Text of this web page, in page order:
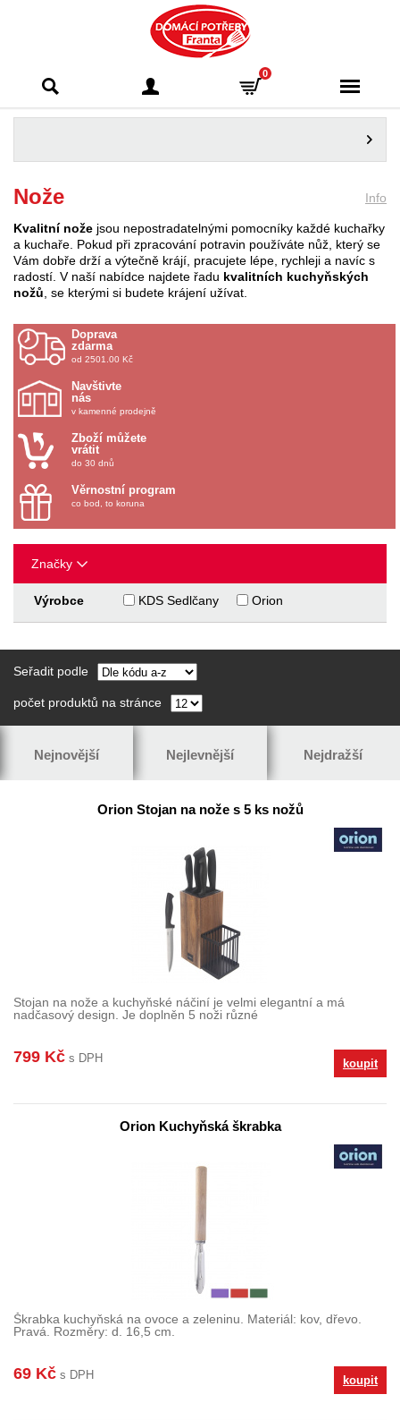
Franta - Příbram
0
Nože Info
Kvalitní nože jsou nepostradatelnými pomocníky každé kuchařky
a kuchaře. Pokud při zpracování potravin používáte nůž, který se
Vám dobře drží a výtečně krájí, pracujete lépe, rychleji a navíc s
radostí. V naší nabídce najdete řadu kvalitních kuchyňských
nožů , se kterými si budete krájení užívat.
Doprava
zdarma
od 2501.00 Kč
Navštivte
nás
v kamenné prodejně
Zboží můžete
vrátit
do 30 dnů
Věrnostní program
co bod, to koruna
Značky
Výrobce KDS Sedlčany Orion
Seřadit podle
počet produktů na stránce
Nejnovější Nejlevnější Nejdražší
Orion Stojan na nože s 5 ks nožů
Stojan na nože a kuchyňské náčiní je velmi elegantní a má
nadčasový design. Je doplněn 5 noži různé
799 Kč s DPH koupit
Orion Kuchyňská škrabka
Škrabka kuchyňská na ovoce a zeleninu. Materiál: kov, dřevo.
Pravá. Rozměry: d. 16,5 cm.
69 Kč s DPH koupit